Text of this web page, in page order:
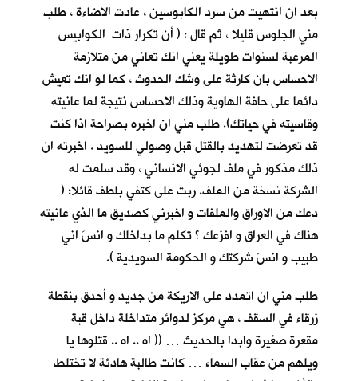
بعد ان انتهيت من سرد الكابوسين ، عادت الاضاءة ، طلب
مني الجلوس قليلا ، ثم قال : ( أن تكرار ذات الكوابيس
المرعبة لسنوات طويلة يعني انك تعاني من متلازمة
الاحساس بان كارثة على وشك الحدوث ، كما لو انك تعيش
دائما على حافة الهاوية وذلك الاحساس نتيجة لما عانيته
وقاسيته في حياتك). طلب مني ان اخبره بصراحة اذا كنت
قد تعرضت لتهديد بالقتل قبل وصولي للسويد . اخبرته ان
ذلك مذكور في ملف لجوئي الانساني ، وقد سلمت له
الشركة نسخة من الملف. ربت على كتفي بلطف قائلا: (
دعك من الاوراق والملفات و اخبرني كصديق ما الذي عانيته
هناك في العراق و افزعك ؟ تكلم ما بداخلك و انسَ اني
طبيب و انسَ شركتك و الحكومة السويدية ).
طلب مني ان اتمدد على الاريكة من جديد و أحدق بنقطة
زرقاء في السقف ، هي مركز لدوائر متداخلة داخل قبة
مقعرة صغيرة وابدا بالحديث … (( اه .. اه .. قتلوها يا
ويلهم من عقاب السماء … كانت طالبة هادئة لا تختلط